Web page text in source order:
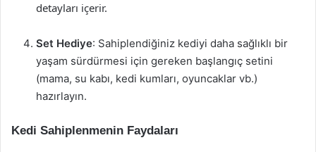
detayları içerir.
Set Hediye: Sahiplendiğiniz kediyi daha sağlıklı bir
yaşam sürdürmesi için gereken başlangıç setini
(mama, su kabı, kedi kumları, oyuncaklar vb.)
hazırlayın.
Kedi Sahiplenmenin Faydaları